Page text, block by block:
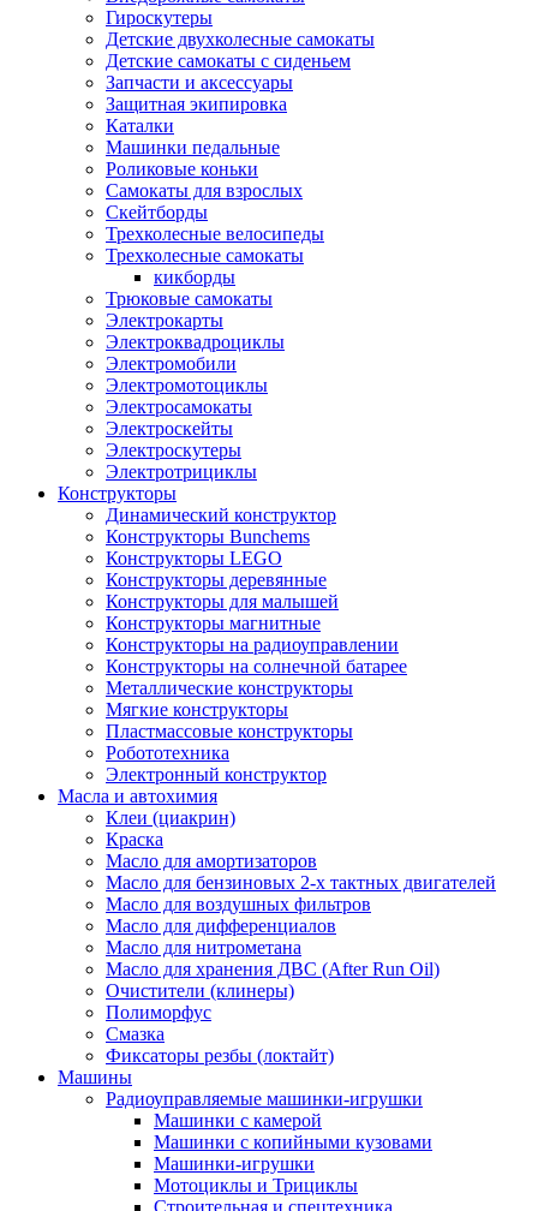
Гироскутеры
Детские двухколесные самокаты
Детские самокаты с сиденьем
Запчасти и аксессуары
Защитная экипировка
Каталки
Машинки педальные
Роликовые коньки
Самокаты для взрослых
Скейтборды
Трехколесные велосипеды
Трехколесные самокаты
кикборды
Трюковые самокаты
Электрокарты
Электроквадроциклы
Электромобили
Электромотоциклы
Электросамокаты
Электроскейты
Электроскутеры
Электротрициклы
Конструкторы
Динамический конструктор
Конструкторы Bunchems
Конструкторы LEGO
Конструкторы деревянные
Конструкторы для малышей
Конструкторы магнитные
Конструкторы на радиоуправлении
Конструкторы на солнечной батарее
Металлические конструкторы
Мягкие конструкторы
Пластмассовые конструкторы
Робототехника
Электронный конструктор
Масла и автохимия
Клеи (циакрин)
Краска
Масло для амортизаторов
Масло для бензиновых 2-х тактных двигателей
Масло для воздушных фильтров
Масло для дифференциалов
Масло для нитрометана
Масло для хранения ДВС (After Run Oil)
Очистители (клинеры)
Полиморфус
Смазка
Фиксаторы резбы (локтайт)
Машины
Радиоуправляемые машинки-игрушки
Машинки с камерой
Машинки с копийными кузовами
Машинки-игрушки
Мотоциклы и Трициклы
Строительная и спецтехника